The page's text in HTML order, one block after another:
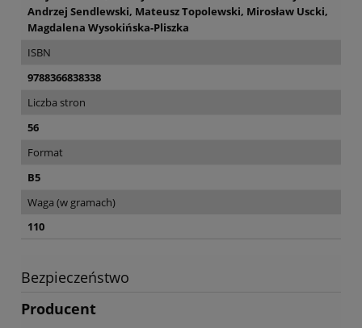
Andrzej Sendlewski, Mateusz Topolewski, Mirosław Uscki,
Magdalena Wysokińska-Pliszka
ISBN
9788366838338
Liczba stron
56
Format
B5
Waga (w gramach)
110
Bezpieczeństwo
Producent